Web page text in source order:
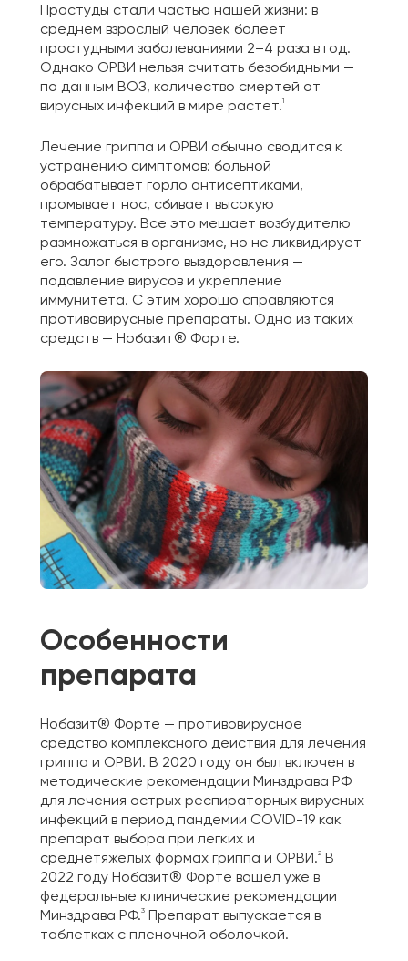
Простуды стали частью нашей жизни: в
среднем взрослый человек болеет
простудными заболеваниями 2–4 раза в год.
Однако ОРВИ нельзя считать безобидными —
по данным ВОЗ, количество смертей от
вирусных инфекций в мире растет.1
Лечение гриппа и ОРВИ обычно сводится к
устранению симптомов: больной
обрабатывает горло антисептиками,
промывает нос, сбивает высокую
температуру. Все это мешает возбудителю
размножаться в организме, но не ликвидирует
его. Залог быстрого выздоровления —
подавление вирусов и укрепление
иммунитета. С этим хорошо справляются
противовирусные препараты. Одно из таких
средств — Нобазит® Форте.
Особенности
препарата
Нобазит® Форте — противовирусное
средство комплексного действия для лечения
гриппа и ОРВИ. В 2020 году он был включен в
методические рекомендации Минздрава РФ
для лечения острых респираторных вирусных
инфекций в период пандемии COVID-19 как
препарат выбора при легких и
среднетяжелых формах гриппа и ОРВИ.2
В
2022 году Нобазит® Форте вошел уже в
федеральные клинические рекомендации
Минздрава РФ.3
Препарат выпускается в
таблетках с пленочной оболочкой.